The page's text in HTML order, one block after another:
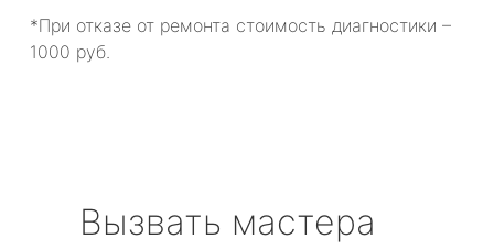
*При отказе от ремонта стоимость диагностики –
1000 руб.
Вызвать мастера